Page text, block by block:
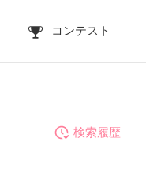
コンテスト
検索履歴